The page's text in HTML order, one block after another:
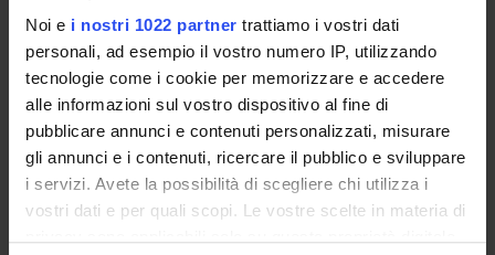
Noi e i nostri 1022 partner trattiamo i vostri dati
personali, ad esempio il vostro numero IP, utilizzando
tecnologie come i cookie per memorizzare e accedere
alle informazioni sul vostro dispositivo al fine di
pubblicare annunci e contenuti personalizzati, misurare
gli annunci e i contenuti, ricercare il pubblico e sviluppare
i servizi. Avete la possibilità di scegliere chi utilizza i
vostri dati e per quali scopi. Le vostre scelte in materia di
Vanni Rizzatti
Andrea Sbarbati
Professore ordinario
SEZIONI
Anatomia e Istologia